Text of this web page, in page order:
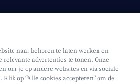
naar behoren te laten werken en
advertenties te tonen. Onze
om je op andere websites en via sociale
op “Alle cookies accepteren” om de